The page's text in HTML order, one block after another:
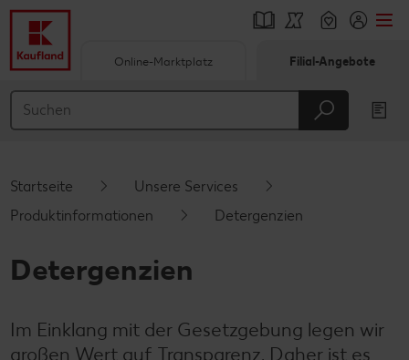
Hauptinhalt
Schwebender Seitenbereich
Online-Marktplatz Filial-Angebote
Startseite
Unsere Services
Produktinformationen
Detergenzien
Detergenzien
Im Einklang mit der Gesetzgebung legen wir
großen Wert auf Transparenz. Daher ist es